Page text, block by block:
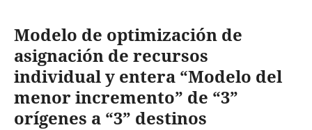
Modelo de optimización de
asignación de recursos
individual y entera “Modelo del
menor incremento” de “3”
orígenes a “3” destinos